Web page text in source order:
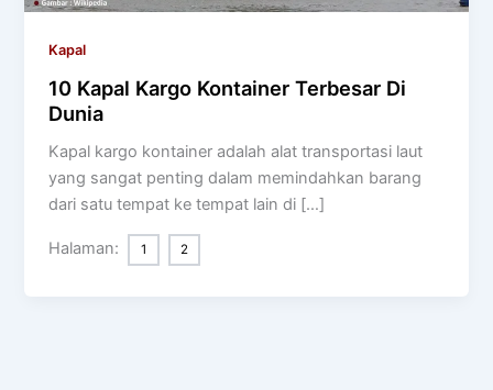
Kapal
10 Kapal Kargo Kontainer Terbesar Di
Dunia
Kapal kargo kontainer adalah alat transportasi laut
yang sangat penting dalam memindahkan barang
dari satu tempat ke tempat lain di […]
Halaman: 1 2